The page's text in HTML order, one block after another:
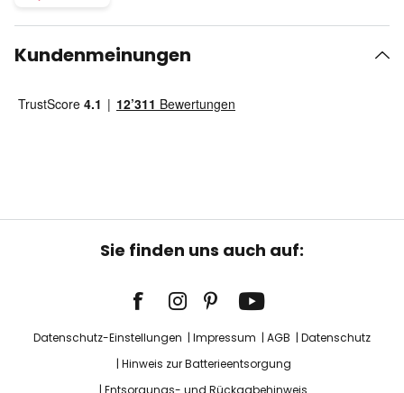
Kundenmeinungen
Sie finden uns auch auf:
Datenschutz-Einstellungen Impressum AGB
Datenschutz
Hinweis zur Batterieentsorgung
Entsorgungs- und Rückgabehinweis